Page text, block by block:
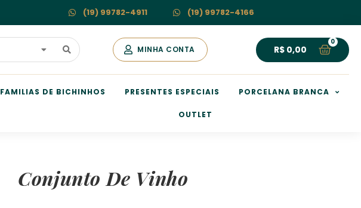
(19) 99782-4911 (19) 99782-4166
MINHA CONTA R$0,00
FAMILIAS DE BICHINHOS PRESENTES ESPECIAIS PORCELANA BRANCA
OUTLET
Conjunto De Vinho